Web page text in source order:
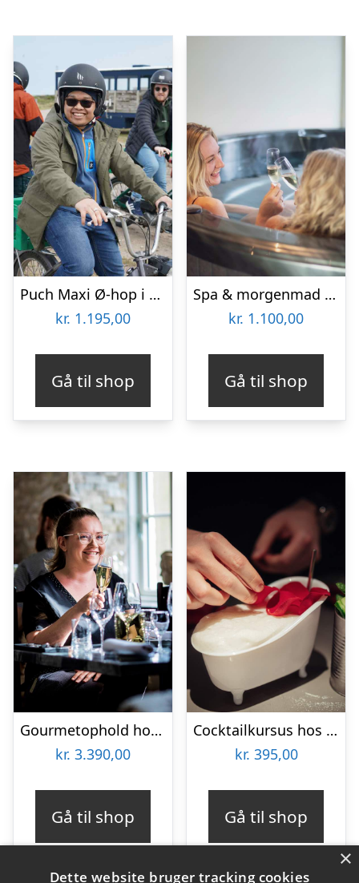
Puch Maxi Ø-hop i Limfjorden med Maxitours
kr. 1.195,00
Gå til shop
Spa & morgenmad for 2 hos Hotel BramslevGaard
kr. 1.100,00
Gå til shop
Gourmetophold hos Fladbro Kro
kr. 3.390,00
Gå til shop
Cocktailkursus hos Gedulgt i Aarhus
kr. 395,00
Gå til shop
×
Dette website bruger tracking cookies